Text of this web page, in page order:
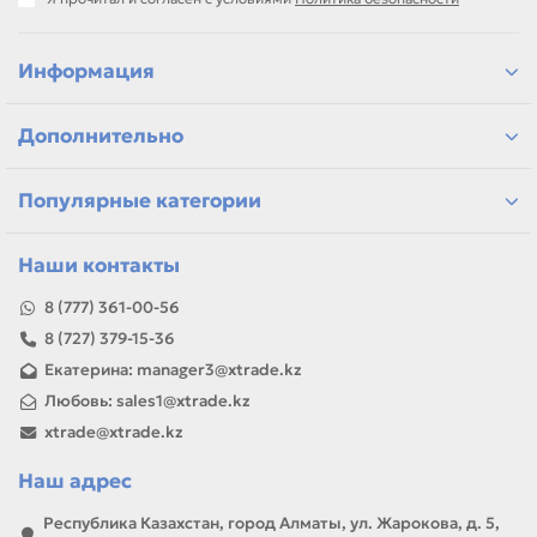
Если параметры в карточке совпадают с вашей моделью
запаса.
Информация
Дополнительно
Популярные категории
Наши контакты
8 (777) 361-00-56
8 (727) 379-15-36
Екатерина: manager3@xtrade.kz
Любовь: sales1@xtrade.kz
xtrade@xtrade.kz
Наш адрес
Республика Казахстан, город Алматы, ул. Жарокова, д. 5,